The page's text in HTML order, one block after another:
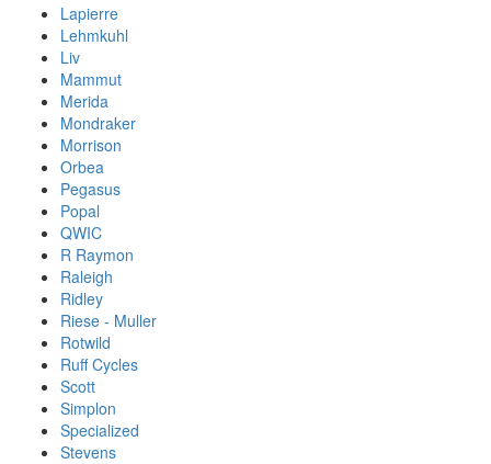
Lapierre
Lehmkuhl
Liv
Mammut
Merida
Mondraker
Morrison
Orbea
Pegasus
Popal
QWIC
R Raymon
Raleigh
Ridley
Riese - Muller
Rotwild
Ruff Cycles
Scott
Simplon
Specialized
Stevens